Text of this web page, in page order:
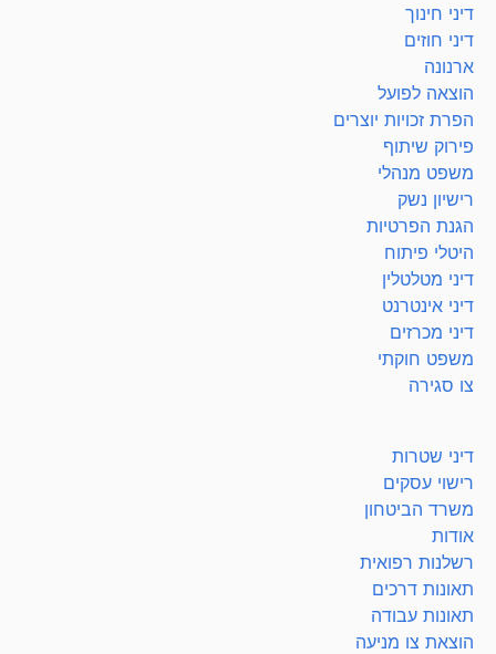
דיני חינוך
דיני חוזים
ארנונה
הוצאה לפועל
הפרת זכויות יוצרים
פירוק שיתוף
משפט מנהלי
רישיון נשק
הגנת הפרטיות
היטלי פיתוח
דיני מטלטלין
דיני אינטרנט
דיני מכרזים
משפט חוקתי
צו סגירה
דיני שטרות
רישוי עסקים
משרד הביטחון
אודות
רשלנות רפואית
תאונות דרכים
תאונות עבודה
הוצאת צו מניעה